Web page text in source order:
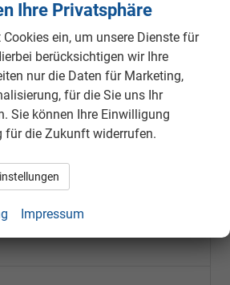
Außenfarbe
Kardio Rot
Details
5,10 l/100km
116,00 g/km
Ihre Privatsphäre
Cookies ein, um unsere Dienste für
berücksichtigen wir Ihre
nur die Daten für Marketing,
für die Sie uns Ihr
Sie können Ihre Einwilligung
für die Zukunft widerrufen.
Impressum